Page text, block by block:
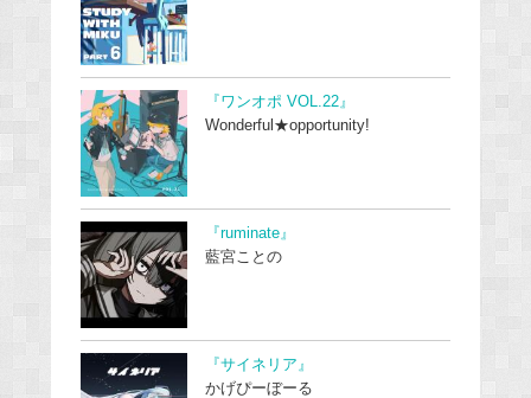
『ワンオポ VOL.22』
Wonderful★opportunity!
『ruminate』
藍宮ことの
『サイネリア』
かげぴーぼーる